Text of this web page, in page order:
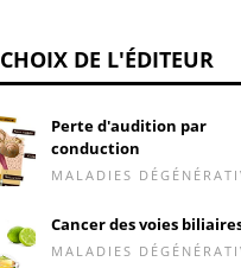
CHOIX DE L'ÉDITEUR
Perte d'audition par
conduction
MALADIES
Cancer des voies
MALADIES